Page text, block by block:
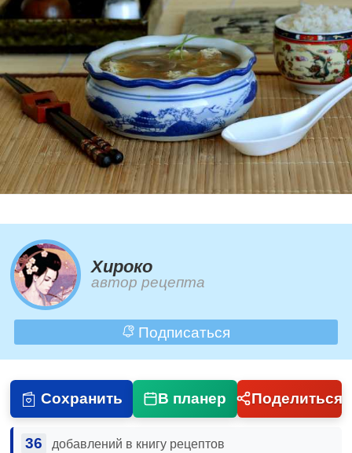
Хироко
автор рецепта
Подписаться
Сохранить В планер Поделиться
36 добавлений в книгу рецептов